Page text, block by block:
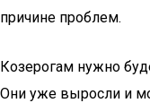
причине проблем.
Козерогам нужно
Они уже выросли и